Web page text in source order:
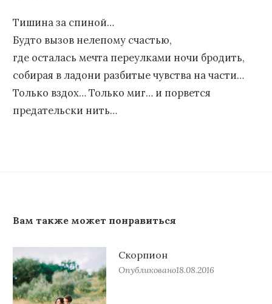
Тишина за спиной…
Будто вызов нелепому счастью,
где осталась мечта переулками ночи бродить,
собирая в ладони разбитые чувства на части…
Только вздох… Только миг… и порвется
предательски нить…
Вам также может понравиться
Скорпион
Опубликовано18.08.2016